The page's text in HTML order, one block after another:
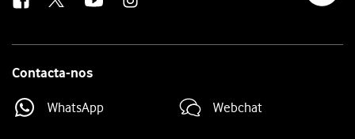
Contacta-nos
WhatsApp Webchat